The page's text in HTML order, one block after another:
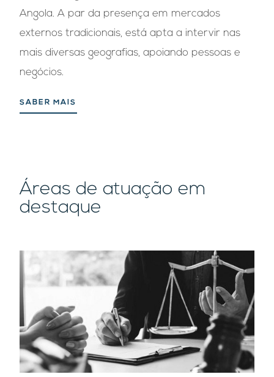
Angola. A par da presença em mercados
externos tradicionais, está apta a intervir nas
mais diversas geografias, apoiando pessoas e
negócios.
SABER MAIS
Áreas de atuação em
destaque